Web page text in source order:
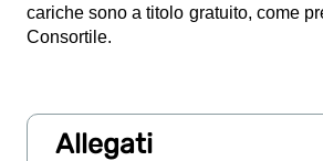
cariche sono a titolo gratuito, come
Consortile.
Allegati